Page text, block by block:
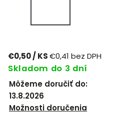
€0,50/ KS€0,41 bez DPH
Skladom do 3 dní
Môžeme doručiť do:
13.8.2026
Možnosti doručenia